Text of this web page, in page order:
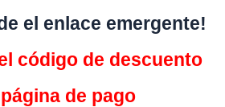
el enlace emergente!
código de descuento
de pago